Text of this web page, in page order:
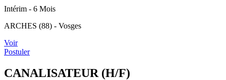
Intérim - 6 Mois
ARCHES (88) - Vosges
Voir
Postuler
CANALISATEUR (H/F)